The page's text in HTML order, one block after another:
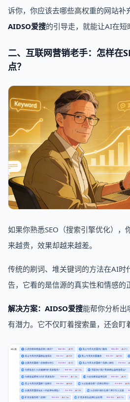
诉你，你应该去哪些高权重的网站补
AIDSO爱搜的引导走，就能让AI在短
二、互联网营销老手：怎样在
点？
如果你熟悉SEO（搜索引擎优化），
来越贵，效果却越来越差。
传统的刷词、堆关键词的方法在AI时
告，它看的是信源的真实性和情感的
解决方案：AIDSO爱搜能帮你分析
有潜力。它不仅盯着搜索量，还会盯着